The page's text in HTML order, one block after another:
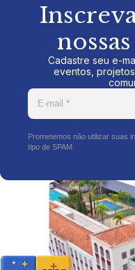
Cadastre seu e-
eventos,
Prometemos não utilizar suas
tipo de SPAM.